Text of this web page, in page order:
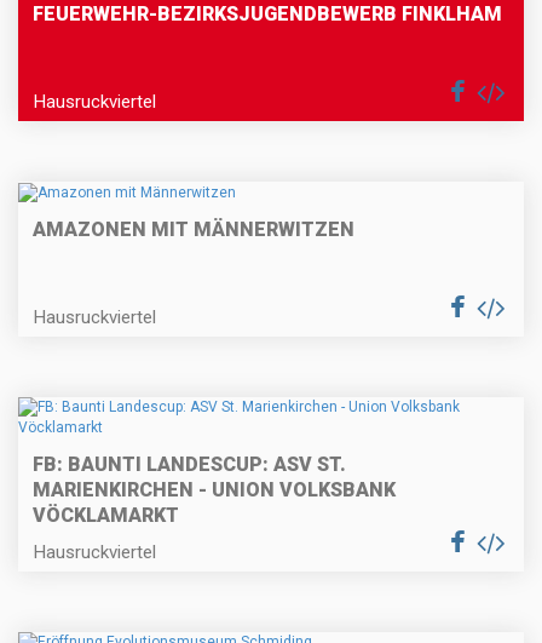
FEUERWEHR-BEZIRKSJUGENDBEWERB FINKLHAM
Hausruckviertel
AMAZONEN MIT MÄNNERWITZEN
Hausruckviertel
FB: BAUNTI LANDESCUP: ASV ST.
MARIENKIRCHEN - UNION VOLKSBANK
VÖCKLAMARKT
Hausruckviertel